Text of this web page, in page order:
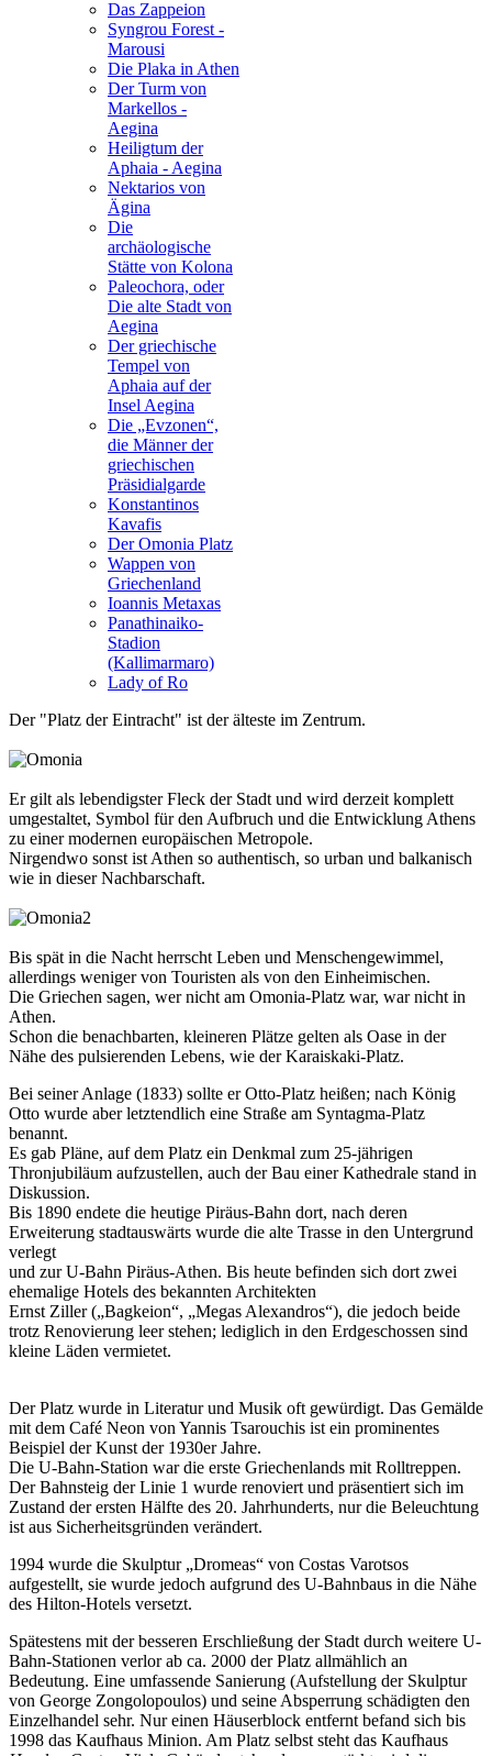
Das Zappeion
Syngrou Forest -
Marousi
Die Plaka in Athen
Der Turm von
Markellos -
Aegina
Heiligtum der
Aphaia - Aegina
Nektarios von
Ägina
Die
archäologische
Stätte von Kolona
Paleochora, oder
Die alte Stadt von
Aegina
Der griechische
Tempel von
Aphaia auf der
Insel Aegina
Die „Evzonen“,
die Männer der
griechischen
Präsidialgarde
Konstantinos
Kavafis
Der Omonia Platz
Wappen von
Griechenland
Ioannis Metaxas
Panathinaiko-
Stadion
(Kallimarmaro)
Lady of Ro
Der "Platz der Eintracht" ist der älteste im Zentrum.
Er gilt als lebendigster Fleck der Stadt und wird derzeit komplett
umgestaltet, Symbol für den Aufbruch und die Entwicklung Athens
zu einer modernen europäischen Metropole.
Nirgendwo sonst ist Athen so authentisch, so urban und balkanisch
wie in dieser Nachbarschaft.
Bis spät in die Nacht herrscht Leben und Menschengewimmel,
allerdings weniger von Touristen als von den Einheimischen.
Die Griechen sagen, wer nicht am Omonia-Platz war, war nicht in
Athen.
Schon die benachbarten, kleineren Plätze gelten als Oase in der
Nähe des pulsierenden Lebens, wie der Karaiskaki-Platz.
Bei seiner Anlage (1833) sollte er Otto-Platz heißen; nach König
Otto wurde aber letztendlich eine Straße am Syntagma-Platz
benannt.
Es gab Pläne, auf dem Platz ein Denkmal zum 25-jährigen
Thronjubiläum aufzustellen, auch der Bau einer Kathedrale stand in
Diskussion.
Bis 1890 endete die heutige Piräus-Bahn dort, nach deren
Erweiterung stadtauswärts wurde die alte Trasse in den Untergrund
verlegt
und zur U-Bahn Piräus-Athen. Bis heute befinden sich dort zwei
ehemalige Hotels des bekannten Architekten
Ernst Ziller („Bagkeion“, „Megas Alexandros“), die jedoch beide
trotz Renovierung leer stehen; lediglich in den Erdgeschossen sind
kleine Läden vermietet.
Der Platz wurde in Literatur und Musik oft gewürdigt. Das Gemälde
mit dem Café Neon von Yannis Tsarouchis ist ein prominentes
Beispiel der Kunst der 1930er Jahre.
Die U-Bahn-Station war die erste Griechenlands mit Rolltreppen.
Der Bahnsteig der Linie 1 wurde renoviert und präsentiert sich im
Zustand der ersten Hälfte des 20. Jahrhunderts, nur die Beleuchtung
ist aus Sicherheitsgründen verändert.
1994 wurde die Skulptur „Dromeas“ von Costas Varotsos
aufgestellt, sie wurde jedoch aufgrund des U-Bahnbaus in die Nähe
des Hilton-Hotels versetzt.
Spätestens mit der besseren Erschließung der Stadt durch weitere U-
Bahn-Stationen verlor ab ca. 2000 der Platz allmählich an
Bedeutung. Eine umfassende Sanierung (Aufstellung der Skulptur
von George Zongolopoulos) und seine Absperrung schädigten den
Einzelhandel sehr. Nur einen Häuserblock entfernt befand sich bis
1998 das Kaufhaus Minion. Am Platz selbst steht das Kaufhaus